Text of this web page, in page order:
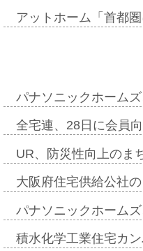
アットホーム「首都
パナソニックホーム
全宅連、28日に会員
UR、防災性向上のま
大阪府住宅供給公社
パナソニックホーム
積水化学工業住宅カ